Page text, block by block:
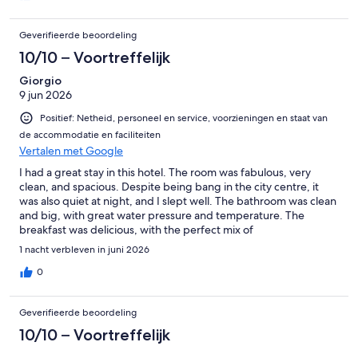
Geverifieerde beoordeling
10/10 – Voortreffelijk
Giorgio
9 jun 2026
Positief: Netheid, personeel en service, voorzieningen en staat van
de accommodatie en faciliteiten
Vertalen met Google
I had a great stay in this hotel. The room was fabulous, very
clean, and spacious. Despite being bang in the city centre, it
was also quiet at night, and I slept well. The bathroom was clean
and big, with great water pressure and temperature. The
breakfast was delicious, with the perfect mix of
Mediterranean/Italian and Continental options! All products
were fresh and made on the spot (including cappuccino and
coffee). The staff were kind and very professional. I recommend
1 nacht verbleven in juni 2026
0
Geverifieerde beoordeling
10/10 – Voortreffelijk